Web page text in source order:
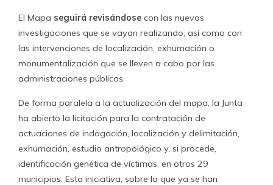
El Mapa seguirá revisándose con las nuevas
investigaciones que se vayan realizando, así como con
las intervenciones de localización, exhumación o
monumentalización que se lleven a cabo por las
administraciones públicas.
De forma paralela a la actualización del mapa, la Junta
ha abierto la licitación para la contratación de
actuaciones de indagación, localización y delimitación,
exhumación, estudio antropológico y, si procede,
identificación genética de víctimas, en otros 29
municipios. Esta iniciativa, sobre la que ya se han